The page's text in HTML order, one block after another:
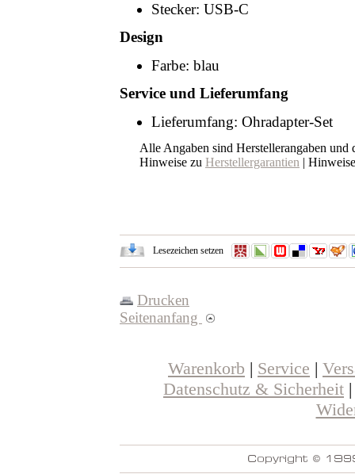
Stecker: USB-C
Design
Farbe: blau
Service und Lieferumfang
Lieferumfang: Ohradapter-Set
Alle Angaben sind Herstellerangaben und
Hinweise zu Herstellergarantien |
Lesezeichen setzen
Drucken
Seitenanfang
Warenkorb | Service |
Datenschutz & Sicherheit